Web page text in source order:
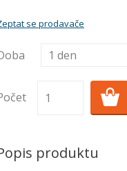
se prodavače
produktu